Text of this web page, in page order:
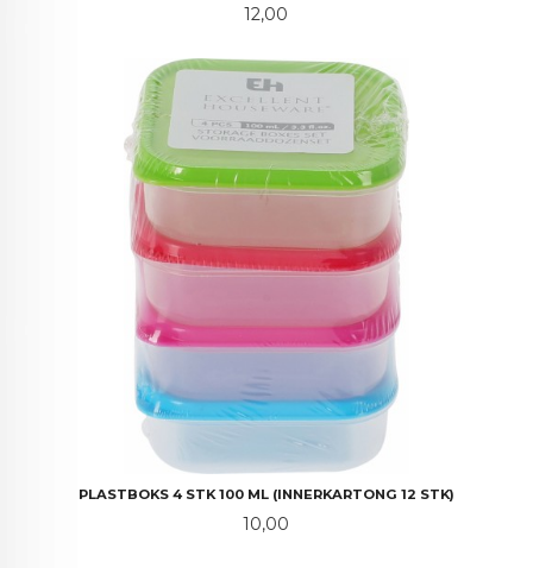
Pris
12,00
PLASTBOKS 4 STK 100 ML (INNERKARTONG 12 STK)
Pris
10,00